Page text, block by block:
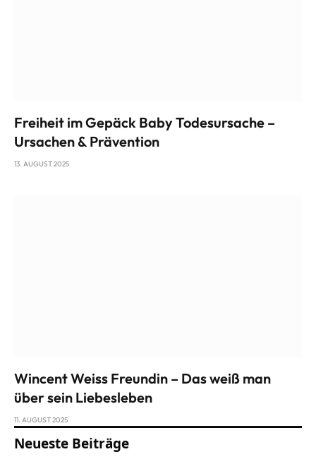
Freiheit im Gepäck Baby Todesursache –
Ursachen & Prävention
13. AUGUST 2025
Wincent Weiss Freundin – Das weiß man
über sein Liebesleben
11. AUGUST 2025
Neueste Beiträge